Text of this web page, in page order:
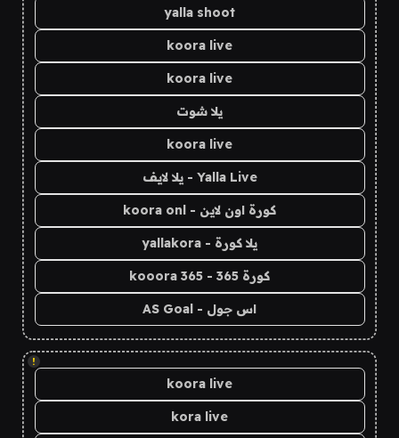
yalla shoot
koora live
koora live
يلا شوت
koora live
Yalla Live - يلا لايف
كورة اون لاين - koora onl
يلا كورة - yallakora
كورة 365 - kooora 365
اس جول - AS Goal
!
koora live
kora live